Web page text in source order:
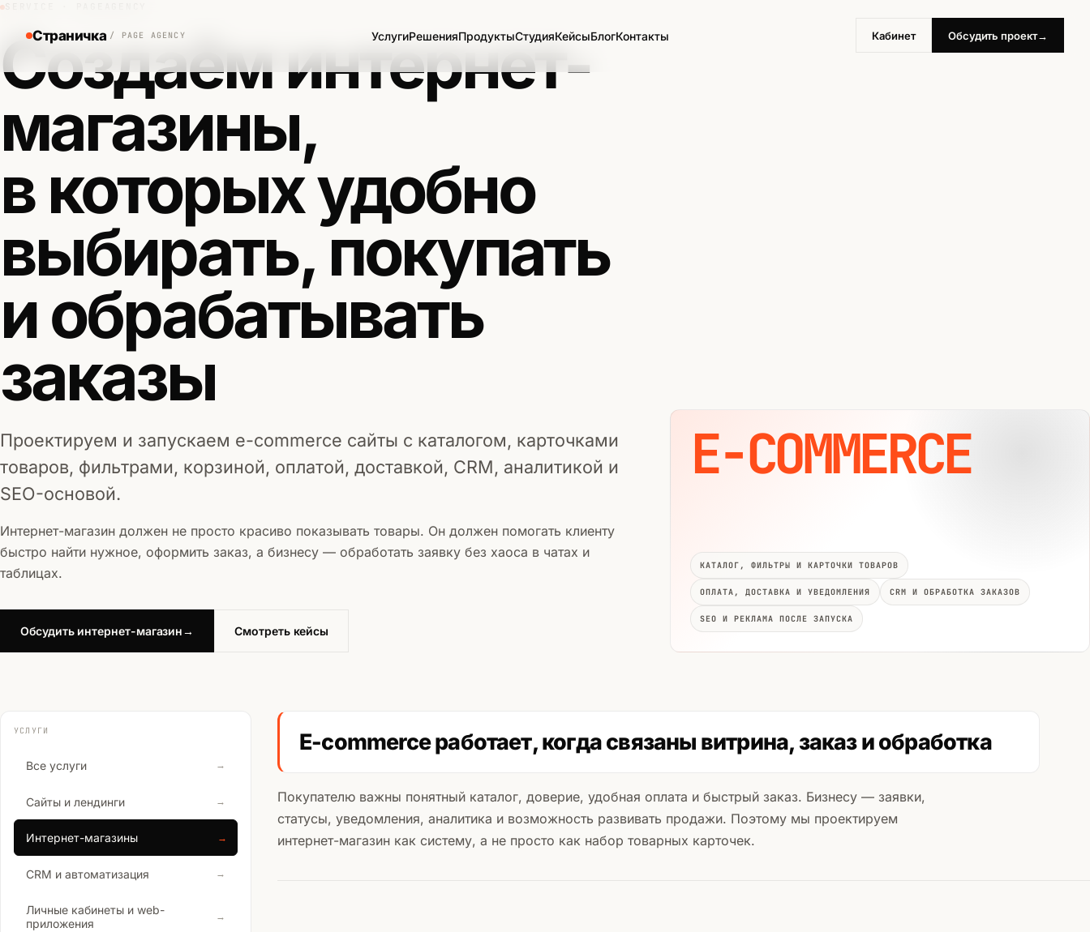
Страничка / PAGE AGENCY УслугиРешенияПродуктыСтудияКейсыБлогКонтакты Кабинет Обсудить проект→
Создаём интернет-
магазины,
в которых удобно
выбирать, покупать
и обрабатывать
заказы
Проектируем и запускаем e-commerce сайты с каталогом, карточками
товаров, фильтрами, корзиной, оплатой, доставкой, CRM, аналитикой и
SEO-основой.
Интернет-магазин должен не просто красиво показывать товары. Он должен помогать клиенту
быстро найти нужное, оформить заказ, а бизнесу — обработать заявку без хаоса в чатах и
таблицах.
Обсудить интернет-магазин→ Смотреть кейсы
E-COMMERCE
КАТАЛОГ, ФИЛЬТРЫ И КАРТОЧКИ ТОВАРОВ
ОПЛАТА, ДОСТАВКА И УВЕДОМЛЕНИЯ CRM И ОБРАБОТКА ЗАКАЗОВ
SEO И РЕКЛАМА ПОСЛЕ ЗАПУСКА
УСЛУГИ
Все услуги →
Сайты и лендинги →
Интернет-магазины →
CRM и автоматизация →
Личные кабинеты и web-
приложения
→
E-commerce работает, когда связаны витрина, заказ и обработка
Покупателю важны понятный каталог, доверие, удобная оплата и быстрый заказ. Бизнесу — заявки,
статусы, уведомления, аналитика и возможность развивать продажи. Поэтому мы проектируем
интернет-магазин как систему, а не просто как набор товарных карточек.